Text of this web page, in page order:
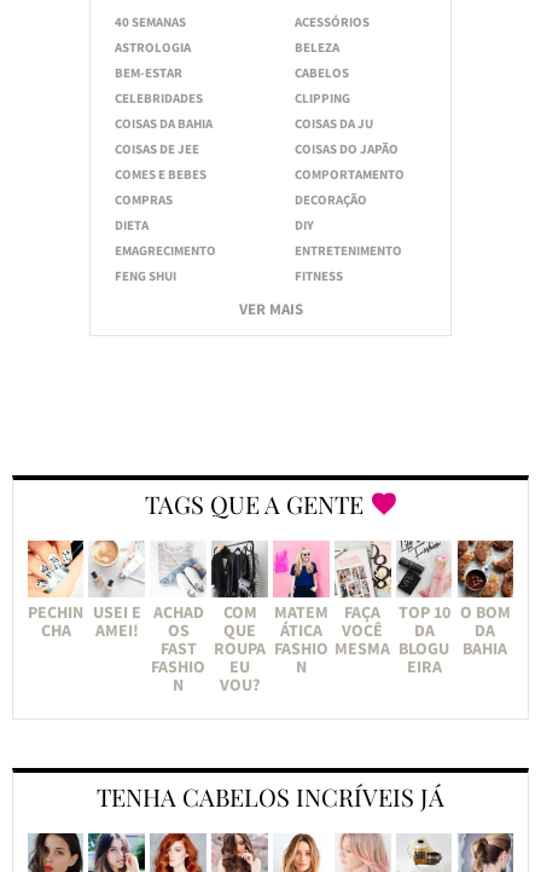
40 SEMANAS
ACESSÓRIOS
ASTROLOGIA
BELEZA
BEM-ESTAR
CABELOS
CELEBRIDADES
CLIPPING
COISAS DA BAHIA
COISAS DA JU
COISAS DE JEE
COISAS DO JAPÃO
COMES E BEBES
COMPORTAMENTO
COMPRAS
DECORAÇÃO
DIETA
DIY
EMAGRECIMENTO
ENTRETENIMENTO
FENG SHUI
FITNESS
VER MAIS
TAGS QUE A GENTE
PECHIN
CHA
USEI E
AMEI!
ACHAD
OS
FAST
FASHIO
N
COM
QUE
ROUPA
EU
VOU?
MATEM
ÁTICA
FASHIO
N
FAÇA
VOCÊ
MESMA
TOP 10
DA
BLOGU
EIRA
O BOM
DA
BAHIA
TENHA CABELOS INCRÍVEIS JÁ